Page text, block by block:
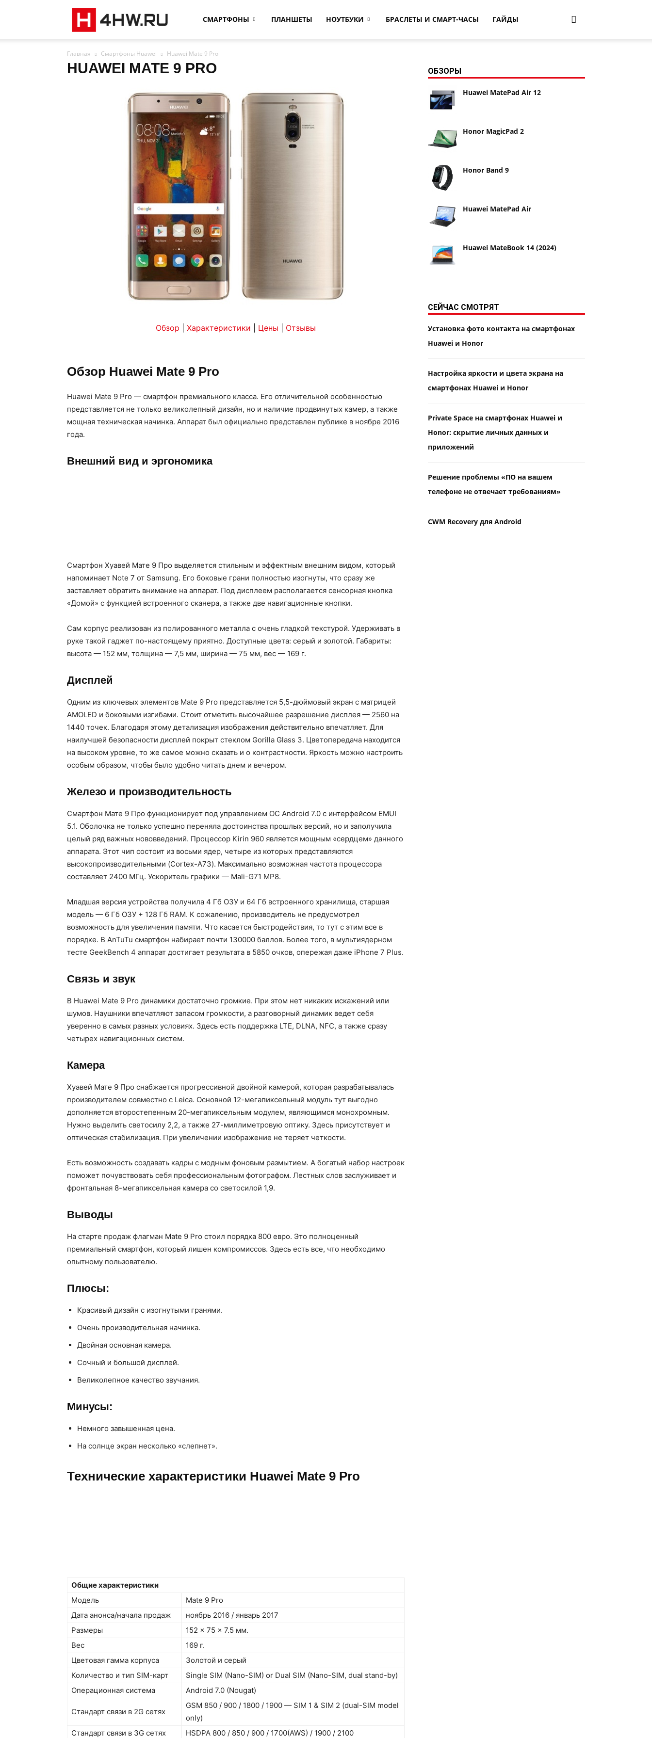
СМАРТФОНЫ ПЛАНШЕТЫ НОУТБУКИ БРАСЛЕТЫ И СМАРТ-ЧАСЫ ГАЙДЫ
Главная Смартфоны Huawei Huawei Mate 9 Pro
HUAWEI MATE 9 PRO
Обзор Характеристики Цены Отзывы
Обзор Huawei Mate 9 Pro
Huawei Mate 9 Pro — смартфон премиального класса. Его отличительной особенностью
представляется не только великолепный дизайн, но и наличие продвинутых камер, а также
мощная техническая начинка. Аппарат был официально представлен публике в ноябре 2016
года.
Внешний вид и эргономика
Смартфон Хуавей Мате 9 Про выделяется стильным и эффектным внешним видом, который
напоминает Note 7 от Samsung. Его боковые грани полностью изогнуты, что сразу же
заставляет обратить внимание на аппарат. Под дисплеем располагается сенсорная кнопка
«Домой» с функцией встроенного сканера, а также две навигационные кнопки.
Сам корпус реализован из полированного металла с очень гладкой текстурой. Удерживать в
руке такой гаджет по-настоящему приятно. Доступные цвета: серый и золотой. Габариты:
высота — 152 мм, толщина — 7,5 мм, ширина — 75 мм, вес — 169 г.
Дисплей
Одним из ключевых элементов Mate 9 Pro представляется 5,5-дюймовый экран с матрицей
AMOLED и боковыми изгибами. Стоит отметить высочайшее разрешение дисплея — 2560 на
1440 точек. Благодаря этому детализация изображения действительно впечатляет. Для
наилучшей безопасности дисплей покрыт стеклом Gorilla Glass 3. Цветопередача находится
на высоком уровне, то же самое можно сказать и о контрастности. Яркость можно настроить
особым образом, чтобы было удобно читать днем и вечером.
Железо и производительность
Смартфон Мате 9 Про функционирует под управлением ОС Android 7.0 с интерфейсом EMUI
5.1. Оболочка не только успешно переняла достоинства прошлых версий, но и заполучила
целый ряд важных нововведений. Процессор Kirin 960 является мощным «сердцем» данного
аппарата. Этот чип состоит из восьми ядер, четыре из которых представляются
высокопроизводительными (Cortex-A73). Максимально возможная частота процессора
составляет 2400 МГц. Ускоритель графики — Mali-G71 MP8.
Младшая версия устройства получила 4 Гб ОЗУ и 64 Гб встроенного хранилища, старшая
модель — 6 Гб ОЗУ + 128 Гб RAM. К сожалению, производитель не предусмотрел
возможность для увеличения памяти. Что касается быстродействия, то тут с этим все в
порядке. В AnTuTu смартфон набирает почти 130000 баллов. Более того, в мультиядерном
тесте GeekBench 4 аппарат достигает результата в 5850 очков, опережая даже iPhone 7 Plus.
Связь и звук
В Huawei Mate 9 Pro динамики достаточно громкие. При этом нет никаких искажений или
шумов. Наушники впечатляют запасом громкости, а разговорный динамик ведет себя
уверенно в самых разных условиях. Здесь есть поддержка LTE, DLNA, NFC, а также сразу
четырех навигационных систем.
Камера
Хуавей Мате 9 Про снабжается прогрессивной двойной камерой, которая разрабатывалась
производителем совместно с Leica. Основной 12-мегапиксельный модуль тут выгодно
дополняется второстепенным 20-мегапиксельным модулем, являющимся монохромным.
Нужно выделить светосилу 2,2, а также 27-миллиметровую оптику. Здесь присутствует и
оптическая стабилизация. При увеличении изображение не теряет четкости.
Есть возможность создавать кадры с модным фоновым размытием. А богатый набор настроек
поможет почувствовать себя профессиональным фотографом. Лестных слов заслуживает и
фронтальная 8-мегапиксельная камера со светосилой 1,9.
Выводы
На старте продаж флагман Mate 9 Pro стоил порядка 800 евро. Это полноценный
премиальный смартфон, который лишен компромиссов. Здесь есть все, что необходимо
опытному пользователю.
Плюсы:
Красивый дизайн с изогнутыми гранями.
Очень производительная начинка.
Двойная основная камера.
Сочный и большой дисплей.
Великолепное качество звучания.
Минусы:
Немного завышенная цена.
На солнце экран несколько «слепнет».
Технические характеристики Huawei Mate 9 Pro
Общие характеристики
Модель
Mate 9 Pro
Дата анонса/начала продаж
ноябрь 2016 / январь 2017
Размеры
152 x 75 x 7.5 мм.
Вес
169 г.
Цветовая гамма корпуса
Золотой и серый
Количество и тип SIM-карт
Single SIM (Nano-SIM) or Dual SIM (Nano-SIM, dual stand-by)
Операционная система
Android 7.0 (Nougat)
Стандарт связи в 2G сетях
GSM 850 / 900 / 1800 / 1900 — SIM 1 & SIM 2 (dual-SIM model
only)
Стандарт связи в 3G сетях
HSDPA 800 / 850 / 900 / 1700(AWS) / 1900 / 2100
ОБЗОРЫ
Huawei MatePad Air 12
Honor MagicPad 2
Honor Band 9
Huawei MatePad Air
Huawei MateBook 14 (2024)
СЕЙЧАС СМОТРЯТ
Установка фото контакта на смартфонах
Huawei и Honor
Настройка яркости и цвета экрана на
смартфонах Huawei и Honor
Private Space на смартфонах Huawei и
Honor: скрытие личных данных и
приложений
Решение проблемы «ПО на вашем
телефоне не отвечает требованиям»
CWM Recovery для Android